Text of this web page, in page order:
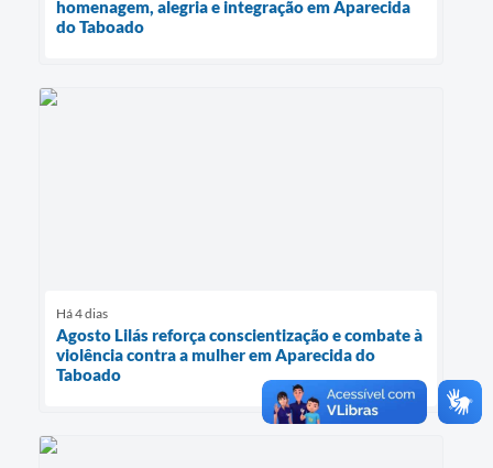
homenagem, alegria e integração em Aparecida
do Taboado
Há 4 dias
Agosto Lilás reforça conscientização e combate à
violência contra a mulher em Aparecida do
Taboado